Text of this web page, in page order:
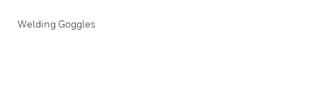
Welding Goggles